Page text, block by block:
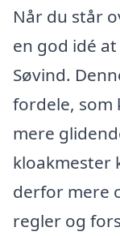
Når du står
en god idé
Søvind.
fordele, som
mere
kloakmester
derfor mere
regler og